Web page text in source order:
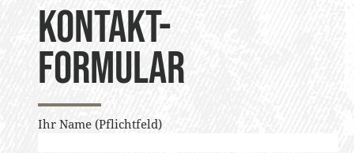
Kontakt-
formular
Ihr Name (Pflichtfeld)